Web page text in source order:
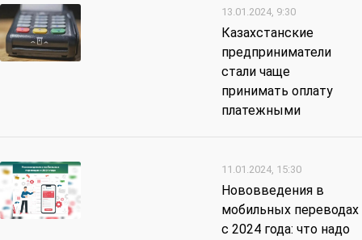
13.01.2024, 9:30
Казахстанские
предприниматели
стали чаще
принимать оплату
платежными
11.01.2024, 15:30
Нововведения в
мобильных переводах
с 2024 года: что надо